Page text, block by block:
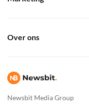
Newsbit Media Group
Over ons